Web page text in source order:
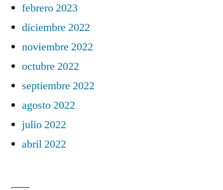
febrero 2023
diciembre 2022
noviembre 2022
octubre 2022
septiembre 2022
agosto 2022
julio 2022
abril 2022